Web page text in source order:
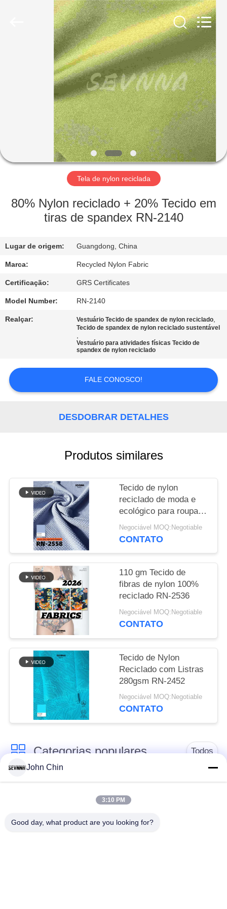
PRODUTOS
RV
NÓS
DA
FÁBRICA
CONTROLE
DA
QUALIDADE
NOS
NOTÍCIA
MAPA
DO
PRIVACY
POLICY
Tela de nylon reciclada
80% Nylon reciclado + 20% Tecido em
tiras de spandex RN-2140
Lugar de origem: Guangdong, China
Marca: Recycled Nylon Fabric
Certificação: GRS Certificates
Model Number: RN-2140
Realçar: Vestuário Tecido de spandex de nylon reciclado,
Tecido de spandex de nylon reciclado sustentável
,
Vestuário para atividades físicas Tecido de
spandex de nylon reciclado
FALE CONOSCO!
DESDOBRAR DETALHES
Produtos similares
Tecido de nylon
reciclado de moda e
ecológico para roupas
sustentáveis
Negociável MOQ:Negotiable
CONTATO
110 gm Tecido de
fibras de nylon 100%
reciclado RN-2536
Negociável MOQ:Negotiable
CONTATO
Tecido de Nylon
Reciclado com Listras
280gsm RN-2452
Negociável MOQ:Negotiable
CONTATO
Categorias populares Todos
Tela reciclada do
Tela de nylon
reciclada
tecido de poliéster
Tela reciclada de
John Chin
3:10 PM
Good day, what product are you looking for?